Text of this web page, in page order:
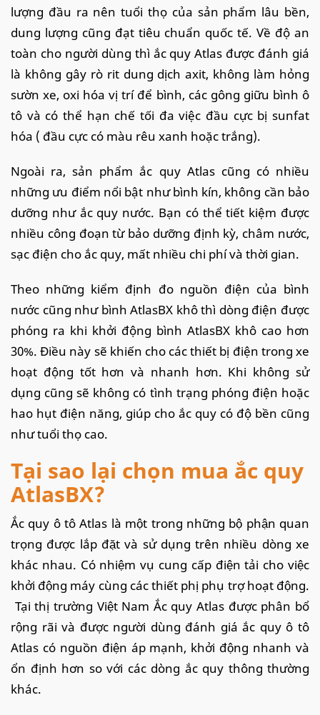
lượng đầu ra nên tuổi thọ của sản phẩm lâu bền,
dung lượng cũng đạt tiêu chuẩn quốc tế. Về độ an
toàn cho người dùng thì ắc quy Atlas được đánh giá
là không gây rò rit dung dịch axit, không làm hỏng
sườn xe, oxi hóa vị trí để bình, các gông giữu bình ô
tô và có thể hạn chế tối đa việc đầu cực bị sunfat
hóa ( đầu cực có màu rêu xanh hoặc trắng).
Ngoài ra, sản phẩm ắc quy Atlas cũng có nhiều
những ưu điểm nổi bật như bình kín, không cần bảo
dưỡng như ắc quy nước. Bạn có thể tiết kiệm được
nhiều công đoạn từ bảo dưỡng định kỳ, châm nước,
sạc điện cho ắc quy, mất nhiều chi phí và thời gian.
Theo những kiểm định đo nguồn điện của bình
nước cũng như bình AtlasBX khô thì dòng điện được
phóng ra khi khởi động bình AtlasBX khô cao hơn
30%. Điều này sẽ khiến cho các thiết bị điện trong xe
hoạt động tốt hơn và nhanh hơn. Khi không sử
dụng cũng sẽ không có tình trạng phóng điện hoặc
hao hụt điện năng, giúp cho ắc quy có độ bền cũng
như tuổi thọ cao.
Tại sao lại chọn mua ắc quy
AtlasBX?
Ắc quy ô tô Atlas là một trong những bộ phận quan
trọng được lắp đặt và sử dụng trên nhiều dòng xe
khác nhau. Có nhiệm vụ cung cấp điện tải cho việc
khởi động máy cùng các thiết phị phụ trợ hoạt động.
Tại thị trường Việt Nam Ắc quy Atlas được phân bổ
rộng rãi và được người dùng đánh giá ắc quy ô tô
Atlas có nguồn điện áp mạnh, khởi động nhanh và
ổn định hơn so với các dòng ắc quy thông thường
khác.